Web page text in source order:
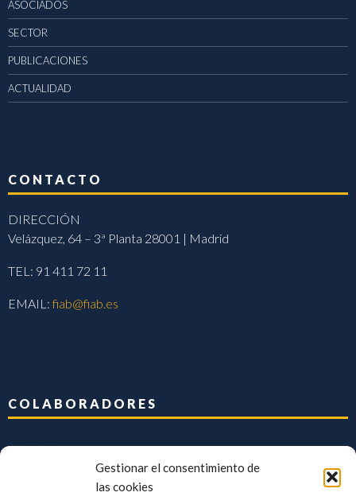
Gestionar el consentimiento de
las cookies
ASOCIADOS
SECTOR
PUBLICACIONES
ACTUALIDAD
CONTACTO
DIRECCIÓN
Velázquez, 64 – 3ª Planta 28001 | Madrid
TEL: 91 411 72 11
EMAIL:fiab@fiab.es
COLABORADORES